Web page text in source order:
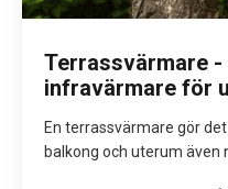
Terrassvärmare
infravärmare för
En terrassvärmare gör
balkong och uterum även